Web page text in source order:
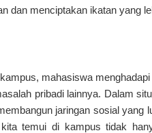
dan menciptakan ikatan yang
mahasiswa
pribadi lainnya. Dalam
jaringan sosial yang
temui di kampus tidak